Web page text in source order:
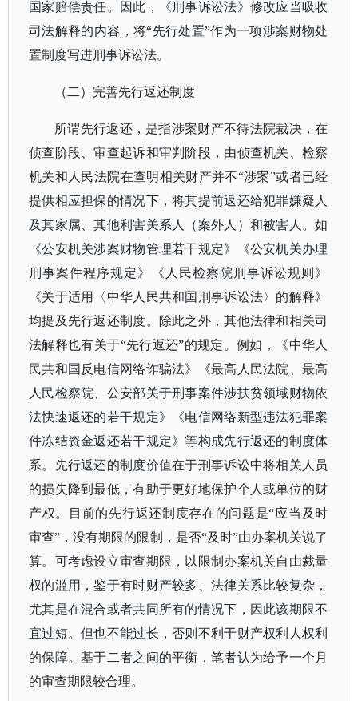
国家赔偿责任。因此，《刑事诉讼法》修改应当吸收
司法解释的内容，将“先行处置”作为一项涉案财物处
置制度写进刑事诉讼法。
（二）完善先行返还制度
所谓先行返还，是指涉案财产不待法院裁决，在
侦查阶段、审查起诉和审判阶段，由侦查机关、检察
机关和人民法院在查明相关财产并不“涉案”或者已经
提供相应担保的情况下，将其提前返还给犯罪嫌疑人
及其家属、其他利害关系人（案外人）和被害人。如
《公安机关涉案财物管理若干规定》《公安机关办理
刑事案件程序规定》《人民检察院刑事诉讼规则》
《关于适用〈中华人民共和国刑事诉讼法〉的解释》
均提及先行返还制度。除此之外，其他法律和相关司
法解释也有关于“先行返还”的规定。例如，《中华人
民共和国反电信网络诈骗法》《最高人民法院、最高
人民检察院、公安部关于刑事案件涉扶贫领域财物依
法快速返还的若干规定》《电信网络新型违法犯罪案
件冻结资金返还若干规定》等构成先行返还的制度体
系。先行返还的制度价值在于刑事诉讼中将相关人员
的损失降到最低，有助于更好地保护个人或单位的财
产权。目前的先行返还制度存在的问题是“应当及时
审查”，没有期限的限制，是否“及时”由办案机关说了
算。可考虑设立审查期限，以限制办案机关自由裁量
权的滥用，鉴于有时财产较多、法律关系比较复杂，
尤其是在混合或者共同所有的情况下，因此该期限不
宜过短。但也不能过长，否则不利于财产权利人权利
的保障。基于二者之间的平衡，笔者认为给予一个月
的审查期限较合理。